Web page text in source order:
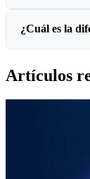
¿Cuál es la
Artículos